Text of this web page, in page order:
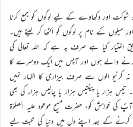
اور دکھاوے کے لیے لوگوں کو جمع کرنا
کے نام پر لوگوں کو اکٹھا کر لیتے ہیں۔
کیا ہے صرف یہ ہے کہ اللہ تعالیٰ کی
کرنے والے ہوں اور آپس میں ایک دوسرے کا
کرنیو الوں سے صرف بیزاری کا اظہار نہیں
ہزار یا پینتیس ہزار یا چالیس ہزار کی بھی
کی خواہش کو، حضرت مسیح موعود علیہ الصلوٰة
کرنے کے بعد اپنے دل میں دنیا کی محبت لیے